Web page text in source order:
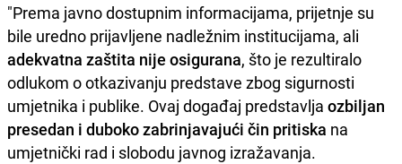
"Prema javno dostupnim informacijama, prijetnje su
bile uredno prijavljene nadležnim institucijama, ali
adekvatna zaštita nije osigurana, što je rezultiralo
odlukom o otkazivanju predstave zbog sigurnosti
umjetnika i publike. Ovaj događaj predstavlja ozbiljan
presedan i duboko zabrinjavajući čin pritiska na
umjetnički rad i slobodu javnog izražavanja.